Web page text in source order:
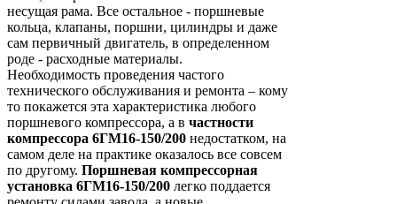
несущая рама. Все остальное - поршневые
кольца, клапаны, поршни, цилиндры и даже
сам первичный двигатель, в определенном
роде - расходные материалы.
Необходимость проведения частого
технического обслуживания и ремонта – кому
то покажется эта характеристика любого
поршневого компрессора, а в частности
компрессора 6ГМ16-150/200 недостатком, на
самом деле на практике оказалось все совсем
по другому. Поршневая компрессорная
установка 6ГМ16-150/200 легко поддается